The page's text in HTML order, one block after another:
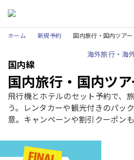
ホーム 新規予約 国内旅行・国内ツアー
海外旅行・海
国内線
国内旅行・国内ツア
飛行機とホテルのセット予約で、
う。レンタカーや観光付きのパッ
意。キャンペーンや割引クーポンも